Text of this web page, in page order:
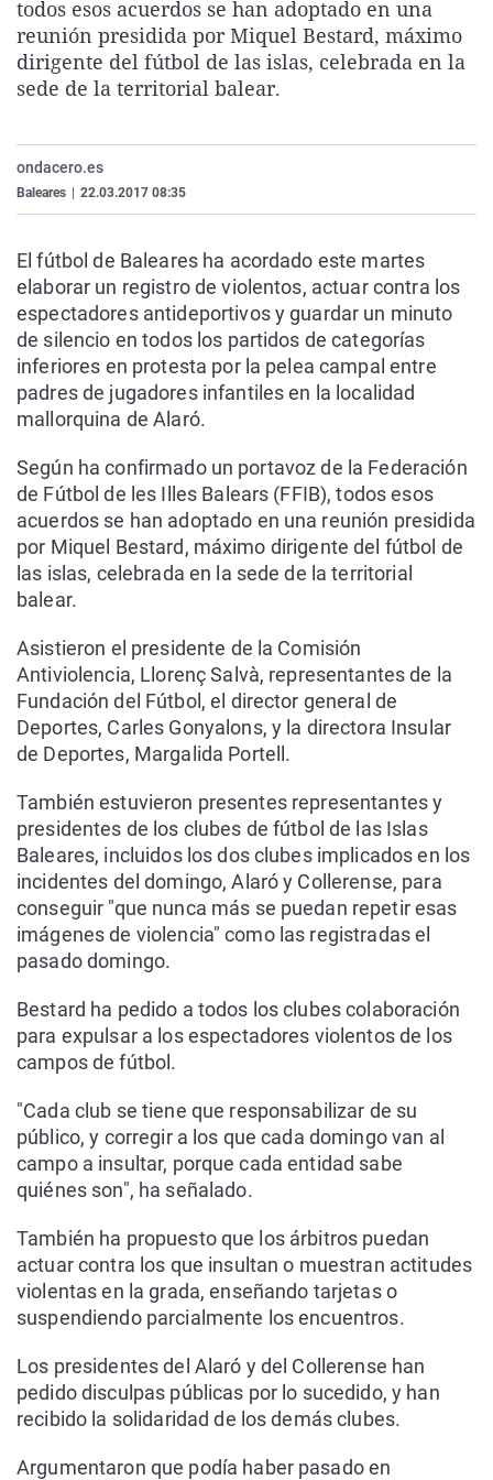
La rosa de los vientos
Gente viajera
Caso
Retornados
Extremadura
Galicia
Virales
Televisión
todos esos acuerdos se han adoptado en una
reunión presidida por Miquel Bestard, máximo
dirigente del fútbol de las islas, celebrada en la
sede de la territorial balear.
ondacero.es
Baleares 22.03.2017 08:35
El fútbol de Baleares ha acordado este martes
elaborar un registro de violentos, actuar contra los
espectadores antideportivos y guardar un minuto
de silencio en todos los partidos de categorías
inferiores en protesta por la pelea campal entre
padres de jugadores infantiles en la localidad
mallorquina de Alaró.
Según ha confirmado un portavoz de la Federación
de Fútbol de les Illes Balears (FFIB), todos esos
acuerdos se han adoptado en una reunión presidida
por Miquel Bestard, máximo dirigente del fútbol de
las islas, celebrada en la sede de la territorial
balear.
Asistieron el presidente de la Comisión
Antiviolencia, Llorenç Salvà, representantes de la
Fundación del Fútbol, el director general de
Deportes, Carles Gonyalons, y la directora Insular
de Deportes, Margalida Portell.
También estuvieron presentes representantes y
presidentes de los clubes de fútbol de las Islas
Baleares, incluidos los dos clubes implicados en los
incidentes del domingo, Alaró y Collerense, para
conseguir "que nunca más se puedan repetir esas
imágenes de violencia" como las registradas el
pasado domingo.
Bestard ha pedido a todos los clubes colaboración
para expulsar a los espectadores violentos de los
campos de fútbol.
"Cada club se tiene que responsabilizar de su
público, y corregir a los que cada domingo van al
campo a insultar, porque cada entidad sabe
quiénes son", ha señalado.
También ha propuesto que los árbitros puedan
actuar contra los que insultan o muestran actitudes
violentas en la grada, enseñando tarjetas o
suspendiendo parcialmente los encuentros.
Los presidentes del Alaró y del Collerense han
pedido disculpas públicas por lo sucedido, y han
recibido la solidaridad de los demás clubes.
Argumentaron que podía haber pasado en